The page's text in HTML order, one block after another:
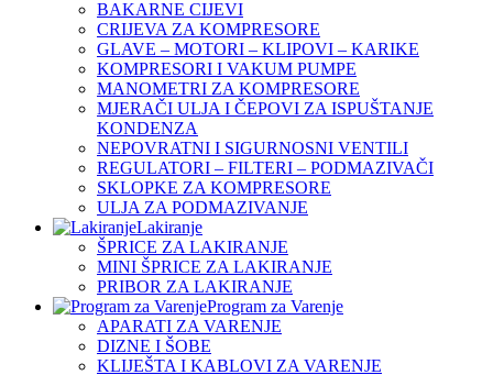
BAKARNE CIJEVI
CRIJEVA ZA KOMPRESORE
GLAVE – MOTORI – KLIPOVI – KARIKE
KOMPRESORI I VAKUM PUMPE
MANOMETRI ZA KOMPRESORE
MJERAČI ULJA I ČEPOVI ZA ISPUŠTANJE
KONDENZA
NEPOVRATNI I SIGURNOSNI VENTILI
REGULATORI – FILTERI – PODMAZIVAČI
SKLOPKE ZA KOMPRESORE
ULJA ZA PODMAZIVANJE
Lakiranje
ŠPRICE ZA LAKIRANJE
MINI ŠPRICE ZA LAKIRANJE
PRIBOR ZA LAKIRANJE
Program za Varenje
APARATI ZA VARENJE
DIZNE I ŠOBE
KLIJEŠTA I KABLOVI ZA VARENJE